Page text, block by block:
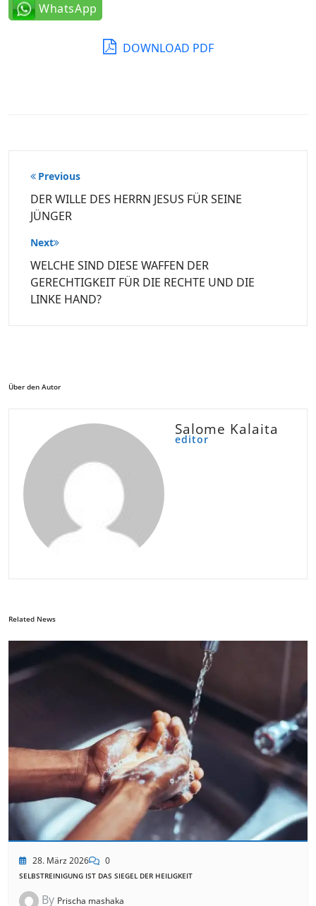
WhatsApp
DOWNLOAD PDF
Beitragsnavigation
Previous
DER WILLE DES HERRN JESUS FÜR SEINE
JÜNGER
Next
WELCHE SIND DIESE WAFFEN DER
GERECHTIGKEIT FÜR DIE RECHTE UND DIE
LINKE HAND?
Über den Autor
Salome Kalaita
editor
Related News
28. März 2026 0
SELBSTREINIGUNG IST DAS SIEGEL DER HEILIGKEIT
By Prischa mashaka